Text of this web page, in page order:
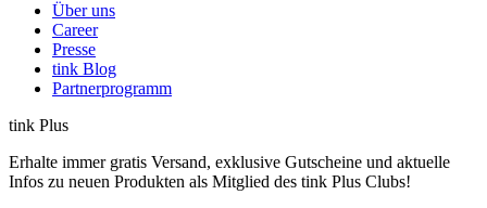
Über uns
Career
Presse
tink Blog
Partnerprogramm
tink Plus
Erhalte immer gratis Versand, exklusive Gutscheine und aktuelle
Infos zu neuen Produkten als Mitglied des tink Plus Clubs!